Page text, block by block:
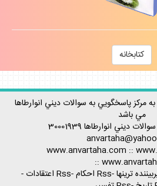
كتابخانه
مركز پاسخگويي به سوالات ديني انوارطاها
مي باشد
ديني انوارطاها 30001939
www.anvartaha.com ::
::
-Rss احكام -Rss اعتقادات
-